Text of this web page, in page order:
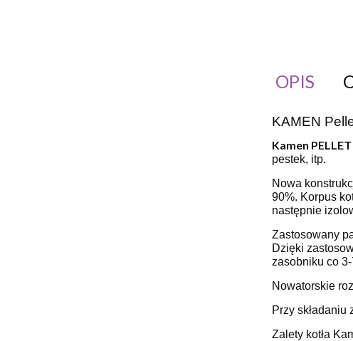
OPIS
KAMEN
Kamen
pestek, itp.
Nowa
90%. Korpus
następnie
Zastosowany
Dzięki
zasobniku co
Nowatorskie
Przy
Zalety kotła